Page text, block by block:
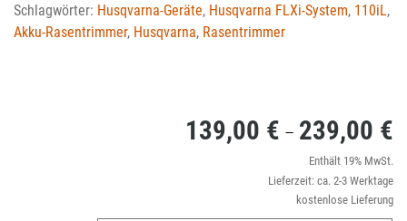
Schlagwörter: Husqvarna-Geräte, Husqvarna FLXi-System, 110iL,
Akku-Rasentrimmer, Husqvarna, Rasentrimmer
139,00 € – 239,00 €
Enthält 19% MwSt.
Lieferzeit: ca. 2-3 Werktage
kostenlose Lieferung